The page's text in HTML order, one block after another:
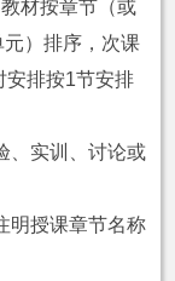
材按章节（或
）排序，次课
安排按1节安排
、实训、讨论或
明授课章节名称